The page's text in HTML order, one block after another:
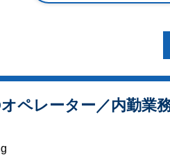
オペレーター／内勤